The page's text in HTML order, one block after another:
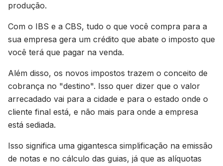
produção.
Com o IBS e a CBS, tudo o que você compra para a
sua empresa gera um crédito que abate o imposto que
você terá que pagar na venda.
Além disso, os novos impostos trazem o conceito de
cobrança no "destino". Isso quer dizer que o valor
arrecadado vai para a cidade e para o estado onde o
cliente final está, e não mais para onde a empresa
está sediada.
Isso significa uma gigantesca simplificação na emissão
de notas e no cálculo das guias, já que as alíquotas